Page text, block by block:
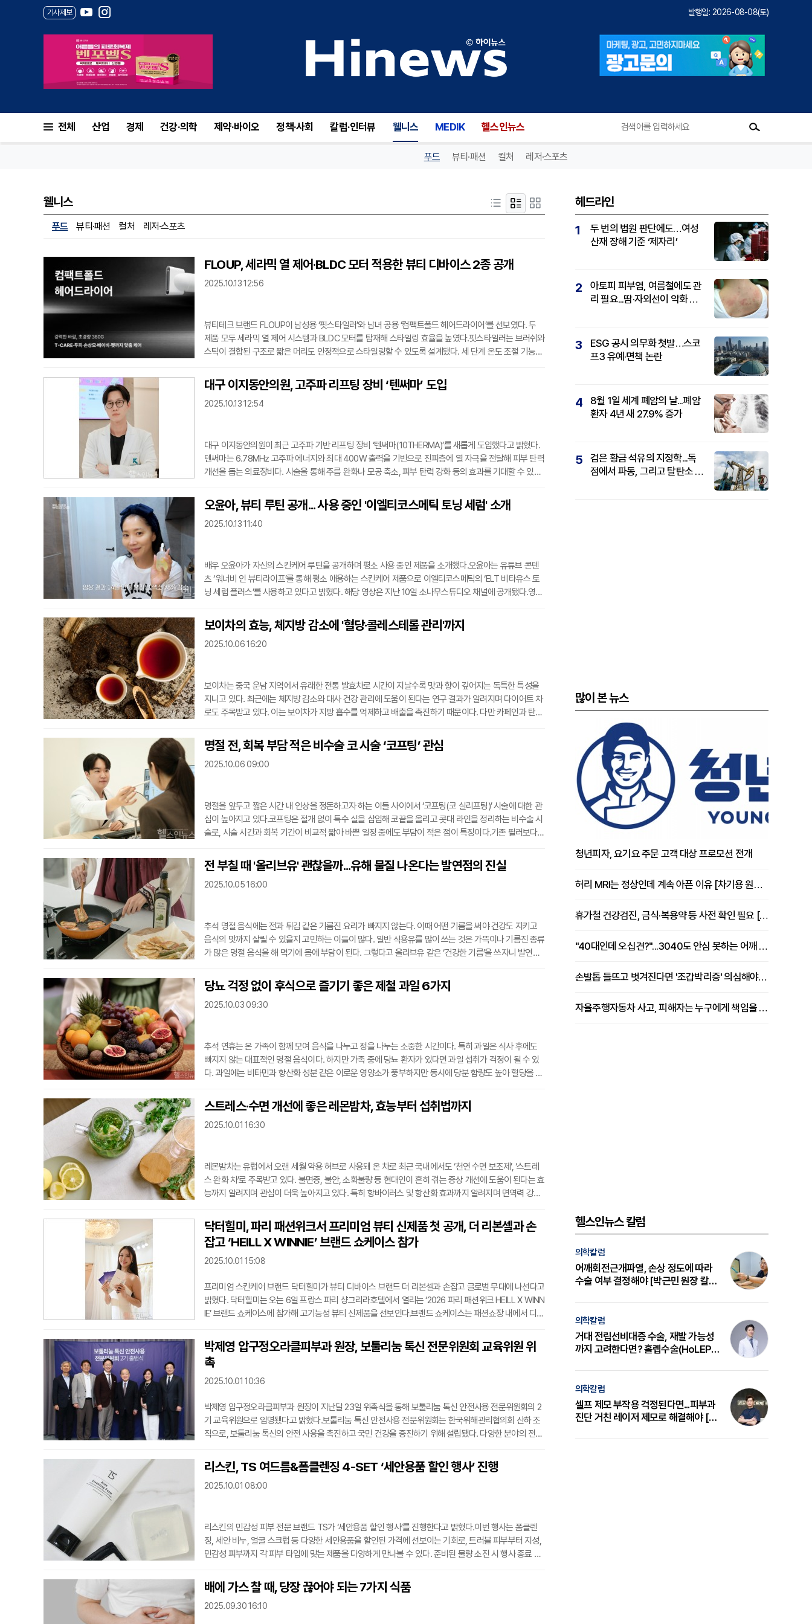
기사제보 발행일: 2026-08-08(토)
전체 산업 경제 건강·의학 제약·바이오 정책·사회 칼럼·인터뷰 웰니스 MEDIK 헬스인뉴스
푸드 뷰티·패션 컬처 레저·스포츠
웰니스
푸드 뷰티·패션 컬처 레저·스포츠
FLOUP, 세라믹 열 제어·BLDC 모터 적용한 뷰티 디바이스 2종 공개
2025.10.13 12:56
뷰티테크 브랜드 FLOUP이 남성용 ‘핏스타일러’와 남녀 공용 ‘컴팩트폴드 헤어드라이어’를 선보였다. 두
제품 모두 세라믹 열 제어 시스템과 BLDC 모터를 탑재해 스타일링 효율을 높였다.핏스타일러는 브러쉬와
스틱이 결합된 구조로 짧은 머리도 안정적으로 스타일링할 수 있도록 설계됐다. 세 단계 온도 조절 기능과
적다.컴팩트폴드 헤어드라이어는 최대 1600W의 BLDC 모터를 장착해 빠른 건조가 가능하며, 저소음·저
진동 설계로 편안한 사용을 지원한다. 즉시 냉풍 전환 기능과 폴더블 디자인이 특징이며, 5가지 스타일링
모드를
대구 이지동안의원, 고주파 리프팅 장비 ‘텐써마’ 도입
2025.10.13 12:54
대구 이지동안의원이 최근 고주파 기반 리프팅 장비 ‘텐써마(10THERMA)’를 새롭게 도입했다고 밝혔다.
텐써마는 6.78MHz 고주파 에너지와 최대 400W 출력을 기반으로 진피층에 열 자극을 전달해 피부 탄력
개선을 돕는 의료장비다. 시술을 통해 주름 완화나 모공 축소, 피부 탄력 강화 등의 효과를 기대할 수 있지
디)이 제공돼 얼굴, 눈가, 목, 몸 등 각 부위에 맞는 조정이 가능하다. 일부 팁은 기존보다 조사 범위를 넓혀
시술 시간을 단축할 수 있다고 업체 측은 설명했다.또한, 사용자의 피부 저항값에 따라 에너지 출력을 자동
조정하
오윤아, 뷰티 루틴 공개... 사용 중인 '이엘티코스메틱 토닝 세럼' 소개
2025.10.13 11:40
배우 오윤아가 자신의 스킨케어 루틴을 공개하며 평소 사용 중인 제품을 소개했다.오윤아는 유튜브 콘텐
츠 ‘워너비 인 뷰티라이프’를 통해 평소 애용하는 스킨케어 제품으로 이엘티코스메틱의 ‘ELT 비타유스 토
닝 세럼 플러스’를 사용하고 있다고 밝혔다. 해당 영상은 지난 10일 소나무스튜디오 채널에 공개됐다.영상
현재는 여러 병째 쓰고 있다”고 말했다. 세럼을 직접 바르는 장면에서는 “발림이 산뜻하고 자극이 적어 데
일리 제품으로 사용하기에 부담이 없다”고 덧붙였다.해당 제품은 비타민C 유도체 성분이 함유돼 피부톤
보이차의 효능, 체지방 감소에 '혈당·콜레스테롤 관리'까지
2025.10.06 16:20
보이차는 중국 운남 지역에서 유래한 전통 발효차로 시간이 지날수록 맛과 향이 깊어지는 독특한 특성을
지니고 있다. 최근에는 체지방 감소와 대사 건강 관리에 도움이 된다는 연구 결과가 알려지며 다이어트 차
로도 주목받고 있다. 이는 보이차가 지방 흡수를 억제하고 배출을 촉진하기 때문이다. 다만 카페인과 탄닌
◇ 보이차의 주요 효능 체지방 감소와 다이어트 효과보이차가 주목받는 가장 큰 이유는 지방 대사와 관련
된 성분 때문이다. 보이차에 함유된 갈산은 췌장의 리파아제 효소 작용을 억제해 지방 흡수를 막고 섭취한
지방이 체
명절 전, 회복 부담 적은 비수술 코 시술 ‘코프팅’ 관심
2025.10.06 09:00
명절을 앞두고 짧은 시간 내 인상을 정돈하고자 하는 이들 사이에서 ‘코프팅(코 실리프팅)’ 시술에 대한 관
심이 높아지고 있다.코프팅은 절개 없이 특수 실을 삽입해 코끝을 올리고 콧대 라인을 정리하는 비수술 시
술로, 시술 시간과 회복 기간이 비교적 짧아 바쁜 일정 중에도 부담이 적은 점이 특징이다.기존 필러보다
선이 어려운 코끝 모양이나 콧대 연결부도 보완이 가능하다. 멍이나 붓기가 적어 일상생활로 빠르게 복귀
할 수 있다는 점도 선택 이유 중 하나다.일부 시술에는 시간이 지나면서 체내에 흡수되는 특수 실이 사용되
며,
전 부칠 때 '올리브유' 괜찮을까...유해 물질 나온다는 발연점의 진실
2025.10.05 16:00
추석 명절 음식에는 전과 튀김 같은 기름진 요리가 빠지지 않는다. 이때 어떤 기름을 써야 건강도 지키고
음식의 맛까지 살릴 수 있을지 고민하는 이들이 많다. 일반 식용유를 많이 쓰는 것은 가뜩이나 기름진 종류
가 많은 명절 음식을 해 먹기에 몸에 부담이 된다. 그렇다고 올리브유 같은 ‘건강한 기름’을 쓰자니 발연점
실제 조리 온도와 올리브유의 특성을 따져보면 이야기는 달라진다. 올리브유의 종류와 성질을 잘 이해하
면 명절 음식에도 충분히 활용할 수 있는 건강한 선택지가 된다.◇ 올리브유 발연점, 요리하기에 적합하지
않다
당뇨 걱정 없이 후식으로 즐기기 좋은 제철 과일 6가지
2025.10.03 09:30
추석 연휴는 온 가족이 함께 모여 음식을 나누고 정을 나누는 소중한 시간이다. 특히 과일은 식사 후에도
빠지지 않는 대표적인 명절 음식이다. 하지만 가족 중에 당뇨 환자가 있다면 과일 섭취가 걱정이 될 수 있
다. 과일에는 비타민과 항산화 성분 같은 이로운 영양소가 풍부하지만 동시에 당분 함량도 높아 혈당을 빠
철 과일 중에는 혈당 부담을 덜어주면서도 맛과 영양을 동시에 챙길 수 있는 안전한 선택지가 있다. 이번
추석, 당뇨 환자도 안심하고 즐길 수 있는 과일들을 알아보는 것이 중요하다.◇ 사과사과는 혈당지수(GI)
가 36으
스트레스·수면 개선에 좋은 레몬밤차, 효능부터 섭취법까지
2025.10.01 16:30
레몬밤차는 유럽에서 오랜 세월 약용 허브로 사용돼 온 차로 최근 국내에서도 ‘천연 수면 보조제’, ‘스트레
스 완화 차’로 주목받고 있다. 불면증, 불안, 소화불량 등 현대인이 흔히 겪는 증상 개선에 도움이 된다는 효
능까지 알려지며 관심이 더욱 높아지고 있다. 특히 항바이러스 및 항산화 효과까지 알려지며 면역력 강화
정 질환이 있는 경우 두통, 복통, 저혈압, 갑상선 기능 저하 등의 부작용이 발생할 수 있다. 따라서 권장 섭
취량과 주의사항을 지키는 것이 무엇보다 중요하다.◇ 레몬밤차의 주요 효능신경 안정과 스트레스 완화
닥터힐미, 파리 패션위크서 프리미엄 뷰티 신제품 첫 공개, 더 리본셀과 손
잡고 ‘HEILL X WINNIE’ 브랜드 쇼케이스 참가
2025.10.01 15:08
프리미엄 스킨케어 브랜드 닥터힐미가 뷰티 디바이스 브랜드 더 리본셀과 손잡고 글로벌 무대에 나선다고
밝혔다. 닥터힐미는 오는 6일 프랑스 파리 샹그리라호텔에서 열리는 ‘2026 파리 패션위크 HEILL X WINN
IE’ 브랜드 쇼케이스에 참가해 고기능성 뷰티 신제품을 선보인다.브랜드 쇼케이스는 패션쇼장 내에서 디자
글로벌 바이어, 인플루언서, 패션·뷰티 전문 미디어가 참석해 시장 반응을 직접 확인할 수 있는 기회가 된
다. 닥터힐미는 이번 기회를 통해 브랜드 정체성과 기술력을 동시에 전달할 계획이다.신제품은 닥터힐미
고유의
박제영 압구정오라클피부과 원장, 보툴리눔 톡신 전문위원회 교육위원 위
촉
2025.10.01 10:36
박제영 압구정오라클피부과 원장이 지난달 23일 위촉식을 통해 보툴리눔 톡신 안전사용 전문위원회의 2
기 교육위원으로 임명됐다고 밝혔다.보툴리눔 톡신 안전사용 전문위원회는 한국위해관리협의회 산하 조
직으로, 보툴리눔 톡신의 안전 사용을 촉진하고 국민 건강을 증진하기 위해 설립됐다. 다양한 분야의 전문
보툴리눔 톡신 안전사용 전문위원회의 첫 출범부터 활동을 이어온 인물로, 이번 2기에서는 교육위원으로
서 새로운 책임을 맡게 되었다. 그는 앞으로 의료진과 환자들에게 보툴리눔 톡신의 안전한 사용법과 부작
용 예방, 제품
리스킨, TS 여드름&폼클렌징 4-SET ‘세안용품 할인 행사’ 진행
2025.10.01 08:00
리스킨의 민감성 피부 전문 브랜드 TS가 ‘세안용품 할인 행사’를 진행한다고 밝혔다.이번 행사는 폼클렌
징, 세안 비누, 얼굴 스크럽 등 다양한 세안용품을 할인된 가격에 선보이는 기회로, 트러블 피부부터 지성,
민감성 피부까지 각 피부 타입에 맞는 제품을 다양하게 만나볼 수 있다. 준비된 물량 소진 시 행사 종료 예
폼’, 그리고 ‘TS 페이스 타올’로 구성돼 피부 노폐물 제거에 도움을 준다. 남녀 구분 없이 민감한 피부에도
사용할 수 있는 제품이다.피부 전문가에 따르면, 민감성 피부는 외부 자극에 쉽게 반응할 수 있으므로
배에 가스 찰 때, 당장 끊어야 되는 7가지 식품
2025.09.30 16:10
헤드라인
1
두 번의 법원 판단에도…여성
산재 장해 기준 ‘제자리’
2
아토피 피부염, 여름철에도 관
리 필요...땀·자외선이 악화 요
3
ESG 공시 의무화 첫발…스코
프3 유예·면책 논란
4
8월 1일 세계 폐암의 날...폐암
환자 4년 새 27.9% 증가
5
검은 황금 석유의 지정학...독
점에서 파동, 그리고 탈탄소 패
많이 본 뉴스
청년피자, 요기요 주문 고객 대상 프로모션 전개
허리 MRI는 정상인데 계속 아픈 이유 [차기용 원장 칼럼]
휴가철 건강검진, 금식·복용약 등 사전 확인 필요 [정도감 원장 칼럼]
"40대인데 오십견?"...3040도 안심 못하는 어깨 유착성 관절낭염
손발톱 들뜨고 벗겨진다면 '조갑박리증' 의심해야 [김철윤 원장 칼럼]
자율주행자동차 사고, 피해자는 누구에게 책임을 물을 수 있을까
헬스인뉴스 칼럼
의학칼럼
어깨회전근개파열, 손상 정도에 따라
수술 여부 결정해야 [박근민 원장 칼
의학칼럼
거대 전립선비대증 수술, 재발 가능성
까지 고려한다면? 홀렙수술(HoLEP)
의학칼럼
셀프 제모 부작용 걱정된다면...피부과
진단 거친 레이저 제모로 해결해야 [변